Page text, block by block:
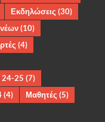
Εκδηλώσεις (30)
(10)
(4)
24-25 (7)
(4) Μαθητές (5)